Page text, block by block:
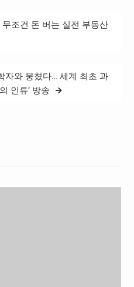
무조건 돈 버는 실전 부동산
자와 뭉쳤다… 세계 최초 과
인류’ 방송